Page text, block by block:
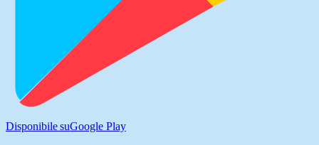
Disponibile suGoogle Play